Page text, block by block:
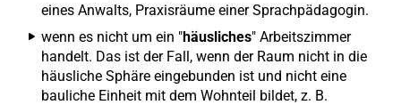
eines Anwalts, Praxisräume einer Sprachpädagogin.
wenn es nicht um ein "häusliches" Arbeitszimmer
handelt. Das ist der Fall, wenn der Raum nicht in die
häusliche Sphäre eingebunden ist und nicht eine
bauliche Einheit mit dem Wohnteil bildet, z. B.